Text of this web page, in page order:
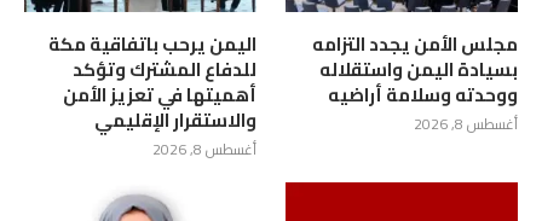
مجلس الأمن يجدد التزامه
بسيادة اليمن واستقلاله
ووحدته وسلامة أراضيه
أغسطس 8, 2026
اليمن يرحب باتفاقية مكة
للدفاع المشترك وتؤكد
أهميتها في تعزيز الأمن
والاستقرار الإقليمي
أغسطس 8, 2026